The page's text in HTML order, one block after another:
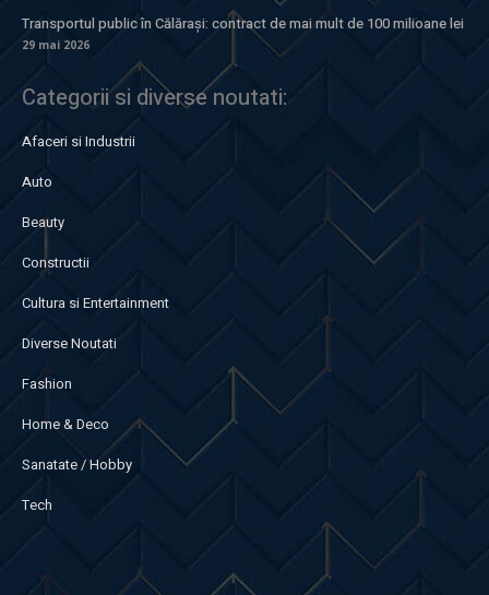
Transportul public în Călărași: contract de mai mult de 100 milioane lei
29 mai 2026
Categorii si diverse noutati:
Afaceri si Industrii
Auto
Beauty
Constructii
Cultura si Entertainment
Diverse Noutati
Fashion
Home & Deco
Sanatate / Hobby
Tech